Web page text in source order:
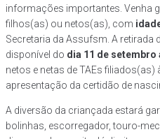
informações importantes. Venha
filhos(as) ou netos(as), com
Secretaria da Assufsm. A retirada
disponível do dia 11 de setembro
netos e netas de TAEs
apresentação da certidão de
A diversão da criançada estará
bolinhas, escorregador, touro-